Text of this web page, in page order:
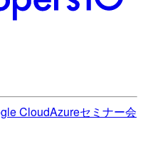
CloudAzureセミナー会